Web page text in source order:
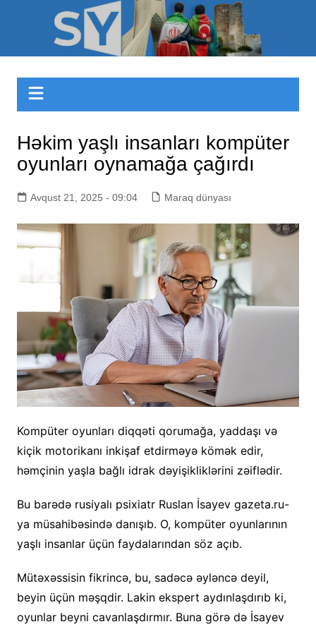
Sizinyol.org
Həkim yaşlı insanları kompüter
oyunları oynamağa çağırdı
Avqust 21, 2025 - 09:04 Maraq dünyası
Kompüter oyunları diqqəti qorumağa, yaddaşı və
kiçik motorikanı inkişaf etdirməyə kömək edir,
həmçinin yaşla bağlı idrak dəyişikliklərini zəiflədir.
Bu barədə rusiyalı psixiatr Ruslan İsayev gazeta.ru-
ya müsahibəsində danışıb. O, kompüter oyunlarının
yaşlı insanlar üçün faydalarından söz açıb.
Mütəxəssisin fikrincə, bu, sadəcə əyləncə deyil,
beyin üçün məşqdir. Lakin ekspert aydınlaşdırıb ki,
oyunlar beyni cavanlaşdırmır. Buna görə də İsayev